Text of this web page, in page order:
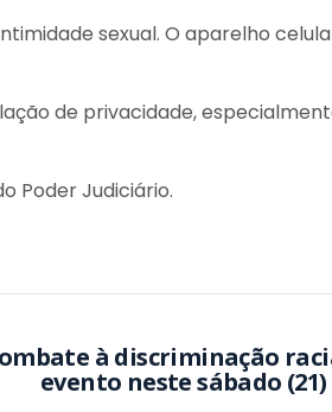
sexual. O aparelho
de privacidade,
Poder Judiciário.
à discriminação
evento neste sábado (21)